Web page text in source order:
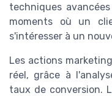
techniques
moments où un
s'intéresser à un
Les actions
réel, grâce à
taux de conversion.